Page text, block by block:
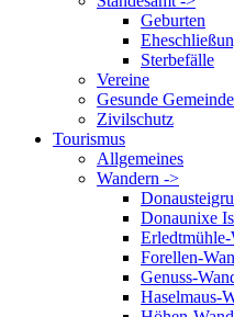
Geburten
Sterbefälle
Vereine
Gesunde Gemeinde
Zivilschutz
Tourismus
Allgemeines
Wandern ->
Donaunixe
Forellen-
Genuss-
Haselmaus-